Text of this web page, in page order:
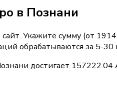
в Познани
Укажите сумму (от
обрабатываются за 5-30
достигает 157222.04